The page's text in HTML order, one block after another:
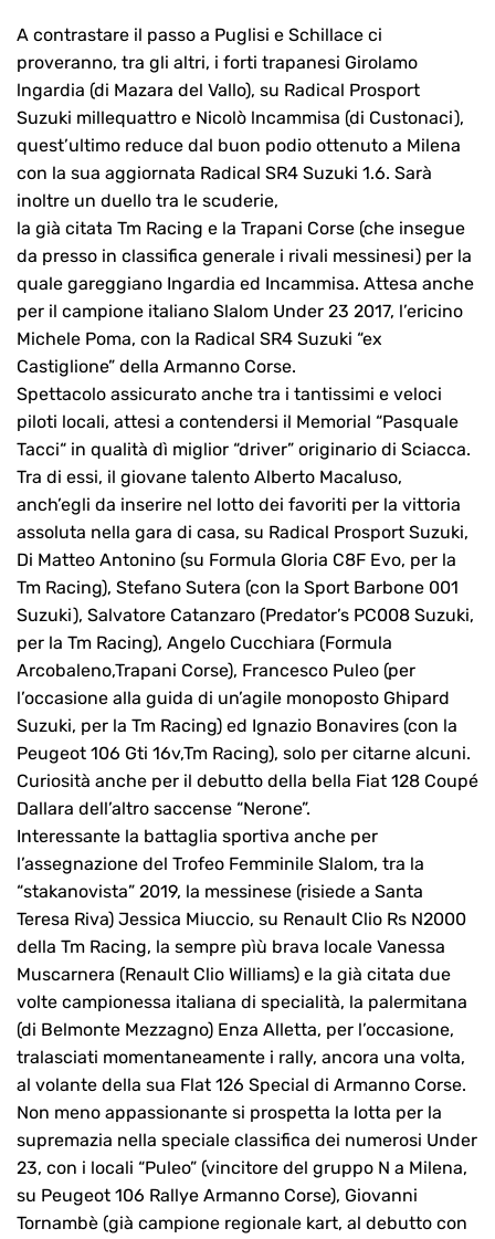
A contrastare il passo a Puglisi e Schillace ci
proveranno, tra gli altri, i forti trapanesi Girolamo
lngardia (di Mazara del Vallo), su Radical Prosport
Suzuki millequattro e Nicolò lncammisa (di Custonaci),
quest’ultimo reduce dal buon podio ottenuto a Milena
con la sua aggiornata Radical SR4 Suzuki 1.6. Sarà
inoltre un duello tra le scuderie,
la già citata Tm Racing e la Trapani Corse (che insegue
da presso in classifica generale i rivali messinesi) per​ la
quale gareggiano Ingardia ed Incammisa. Attesa anche
per il campione italiano Slalom Under 23 2017, l’ericino
Michele Poma, con la Radical SR4 Suzuki “ex
Castiglione” della Armanno Corse.
Spettacolo assicurato anche tra i tantissimi e veloci
piloti locali, attesi a contendersi il Memorial “Pasquale
Tacci“ in qualità dì miglior “driver” originario di Sciacca.
Tra di essi, il giovane talento Alberto Macaluso,
anch’egli da inserire nel lotto dei favoriti per la vittoria
assoluta nella gara di casa, su Radical Prosport Suzuki,
Di Matteo Antonino (su Formula Gloria C8F Evo, per la
Tm Racing), Stefano Sutera (con la Sport Barbone 001
Suzuki), Salvatore Catanzaro (Predator’s PC008 Suzuki,
per la Tm Racing), Angelo Cucchiara (Formula
Arcobaleno,Trapani Corse), Francesco Puleo (per
l’occasione alla guida di un’agile monoposto Ghipard
Suzuki, per la Tm Racing) ed Ignazio Bonavires (con la
Peugeot 106 Gti 16v,Tm Racing), solo per citarne alcuni.
Curiosità anche per il debutto della bella Fiat 128 Coupé
Dallara dell’altro saccense “Nerone”.
Interessante la battaglia sportiva anche per
l’assegnazione del Trofeo Femminile Slalom, tra la
“stakanovista” 2019, la messinese (risiede a Santa
Teresa Riva) Jessica Miuccio, su Renault Clio Rs N2000
della Tm Racing, la sempre pìù brava locale Vanessa
Muscarnera (Renault Clio Williams) e la già citata due
volte campionessa italiana di specialità, la palermitana
(di Belmonte Mezzagno) Enza Alletta, per l’occasione,
tralasciati momentaneamente i rally, ancora una volta,
al volante della sua Flat 126 Special di Armanno Corse.
Non meno appassionante si prospetta la lotta per la
supremazia nella speciale classifica dei numerosi Under
23, con i locali “Puleo” (vincitore del gruppo N a Milena,
su Peugeot 106 Rallye Armanno Corse), Giovanni
Tornambè (già campione regionale kart, al debutto con